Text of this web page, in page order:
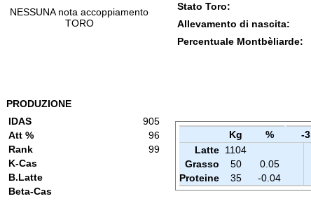
NESSUNA nota accoppiamento
TORO
Stato Toro:
Allevamento di nascita:
Percentuale Montbèliarde:
PRODUZIONE
IDAS
905
Att %
96
Rank
99
K-Cas
B.Latte
Beta-Cas
Kg % -3
Latte 1104
Grasso
50
0.05
Proteine
35 -0.04